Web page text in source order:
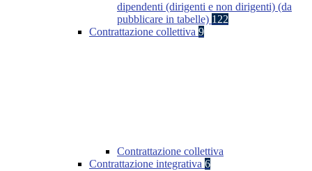
dipendenti (dirigenti e non dirigenti) (da
pubblicare in tabelle) 122
Contrattazione collettiva 9
Contrattazione collettiva
Contrattazione integrativa 6